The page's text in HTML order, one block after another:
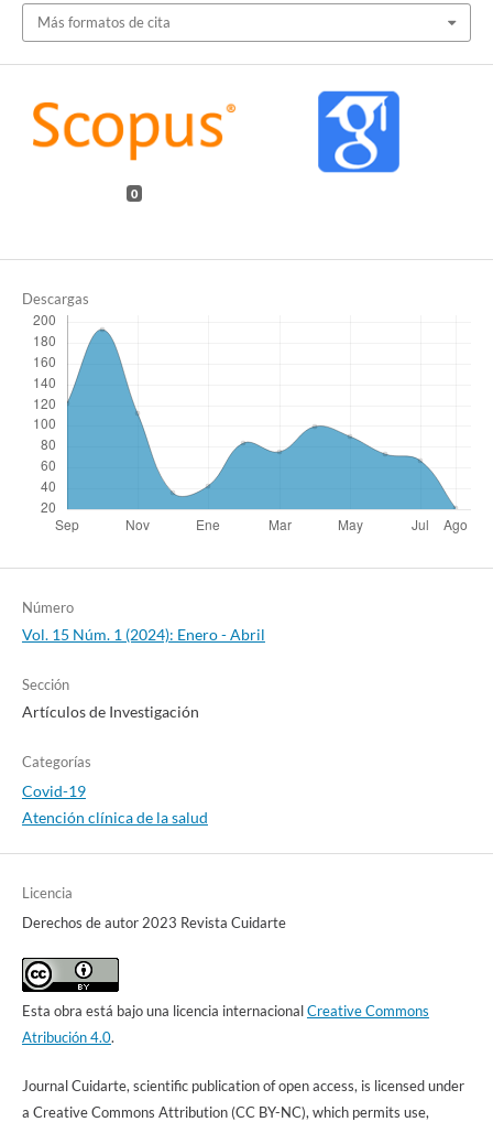
Más formatos de cita
0
Descargas
Número
Vol. 15 Núm. 1 (2024): Enero - Abril
Sección
Artículos de Investigación
Categorías
Covid-19
Atención clínica de la salud
Licencia
Derechos de autor 2023 Revista Cuidarte
Esta obra está bajo una licencia internacionalCreative Commons
Atribución 4.0.
Journal Cuidarte, scientific publication of open access, is licensed under
a Creative Commons Attribution (CC BY-NC), which permits use,